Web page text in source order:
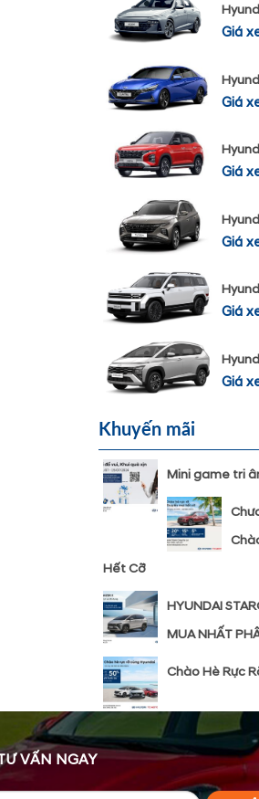
Giá
Giá
Giá
Giá
Giá
Giá
Khuyến mãi
Mini game tri
Hết Cỡ
HYUNDAI
MUA NHẤT
Chào Hè Rực
VẤN NGAY